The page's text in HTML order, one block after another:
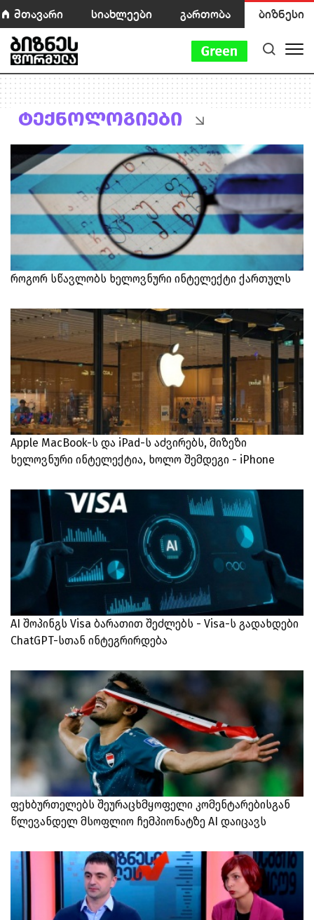
მთავარი სიახლეები გართობა ბიზნესი
ტექნოლოგიები
როგორ სწავლობს ხელოვნური ინტელექტი ქართულს
Apple MacBook-ს და iPad-ს აძვირებს, მიზეზი
ხელოვნური ინტელექტია, ხოლო შემდეგი - iPhone
AI შოპინგს Visa ბარათით შეძლებს - Visa-ს გადახდები
ChatGPT-სთან ინტეგრირდება
ფეხბურთელებს შეურაცხმყოფელი კომენტარებისგან
წლევანდელ მსოფლიო ჩემპიონატზე AI დაიცავს